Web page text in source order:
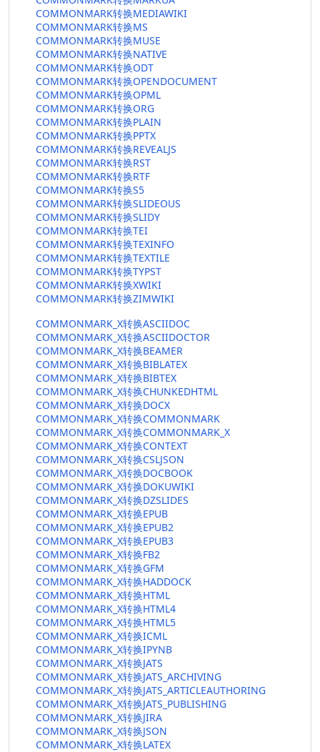
COMMONMARK转换MEDIAWIKI
COMMONMARK转换MS
COMMONMARK转换MUSE
COMMONMARK转换NATIVE
COMMONMARK转换ODT
COMMONMARK转换OPENDOCUMENT
COMMONMARK转换OPML
COMMONMARK转换ORG
COMMONMARK转换PLAIN
COMMONMARK转换PPTX
COMMONMARK转换REVEALJS
COMMONMARK转换RST
COMMONMARK转换RTF
COMMONMARK转换S5
COMMONMARK转换SLIDEOUS
COMMONMARK转换SLIDY
COMMONMARK转换TEI
COMMONMARK转换TEXINFO
COMMONMARK转换TEXTILE
COMMONMARK转换TYPST
COMMONMARK转换XWIKI
COMMONMARK转换ZIMWIKI
COMMONMARK_X转换ASCIIDOC
COMMONMARK_X转换ASCIIDOCTOR
COMMONMARK_X转换BEAMER
COMMONMARK_X转换BIBLATEX
COMMONMARK_X转换BIBTEX
COMMONMARK_X转换CHUNKEDHTML
COMMONMARK_X转换DOCX
COMMONMARK_X转换COMMONMARK
COMMONMARK_X转换COMMONMARK_X
COMMONMARK_X转换CONTEXT
COMMONMARK_X转换CSLJSON
COMMONMARK_X转换DOCBOOK
COMMONMARK_X转换DOKUWIKI
COMMONMARK_X转换DZSLIDES
COMMONMARK_X转换EPUB
COMMONMARK_X转换EPUB2
COMMONMARK_X转换EPUB3
COMMONMARK_X转换FB2
COMMONMARK_X转换GFM
COMMONMARK_X转换HADDOCK
COMMONMARK_X转换HTML
COMMONMARK_X转换HTML4
COMMONMARK_X转换HTML5
COMMONMARK_X转换ICML
COMMONMARK_X转换IPYNB
COMMONMARK_X转换JATS
COMMONMARK_X转换JATS_ARCHIVING
COMMONMARK_X转换JATS_ARTICLEAUTHORING
COMMONMARK_X转换JATS_PUBLISHING
COMMONMARK_X转换JIRA
COMMONMARK_X转换JSON
COMMONMARK_X转换LATEX